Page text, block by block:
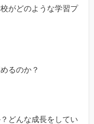
がどのような学習プ
るのか？
どんな成長をしてい